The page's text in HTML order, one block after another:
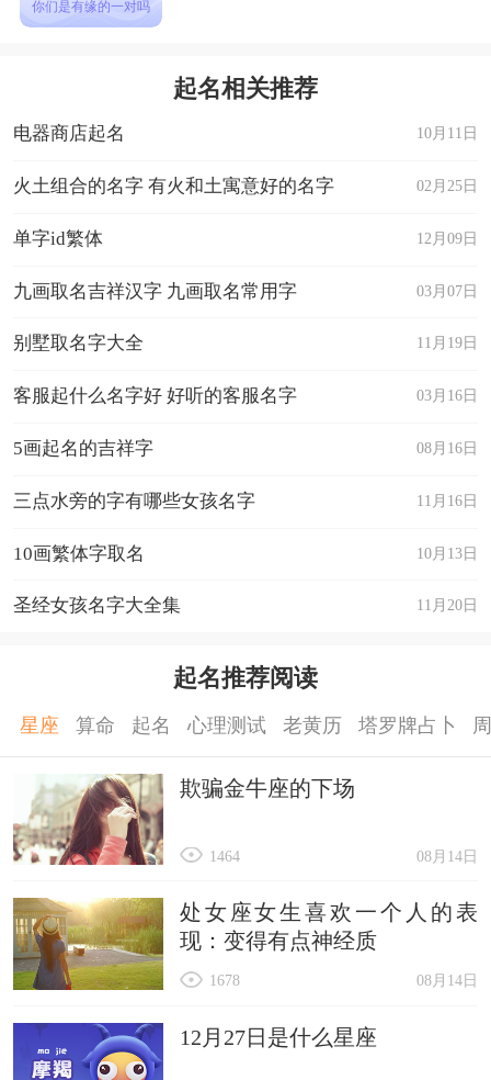
你们是有缘的一对吗
起名相关推荐
10月11日
电器商店起名
02月25日
火土组合的名字 有火和土寓意好的名字
12月09日
单字id繁体
03月07日
九画取名吉祥汉字 九画取名常用字
11月19日
别墅取名字大全
03月16日
客服起什么名字好 好听的客服名字
08月16日
5画起名的吉祥字
11月16日
三点水旁的字有哪些女孩名字
10月13日
10画繁体字取名
11月20日
圣经女孩名字大全集
起名推荐阅读
星座 算命 起名 心理测试 老黄历 塔罗牌占卜
欺骗金牛座的下场
08月14日
1464
处女座女生喜欢一个人的表
现：变得有点神经质
08月14日
1678
12月27日是什么星座